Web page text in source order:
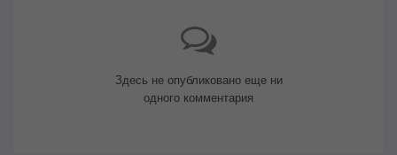
Здесь не опубликовано еще ни
одного комментария